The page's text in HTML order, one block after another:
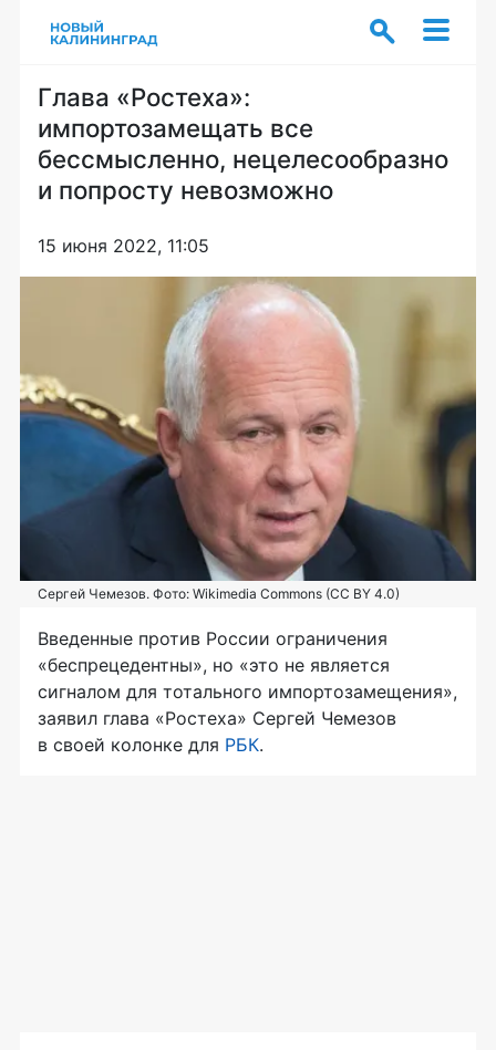
Глава «Ростеха»:
импортозамещать все
бессмысленно, нецелесообразно
и попросту невозможно
15 июня 2022, 11:05
Сергей Чемезов. Фото: Wikimedia Commons (CC BY 4.0)
Введенные против России ограничения
«беспрецедентны», но «это не является
сигналом для тотального импортозамещения»,
заявил глава «Ростеха» Сергей Чемезов
в своей колонке для РБК.